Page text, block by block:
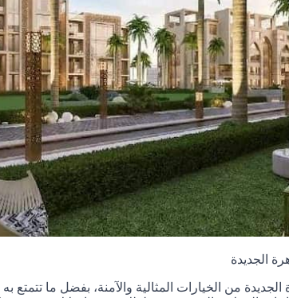
الجديدة
الجديدة من الخيارات المثالية والآمنة، بفضل ما تتمتع